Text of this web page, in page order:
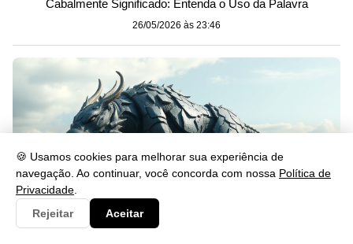
🍪 Usamos cookies para melhorar sua experiência de
navegação. Ao continuar, você concorda com nossa Política de
Privacidade
Rejeitar
Aceitar
Cabalmente Significado: Entenda o Uso da Palavra
26/05/2026 às 23:46